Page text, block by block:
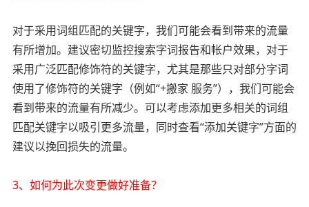
对于采用词组匹配的关键字，我们可能会看到带来的流量
有所增加。建议密切监控搜索字词报告和帐户效果，对于
采用广泛匹配修饰符的关键字，尤其是那些只对部分字词
使用了修饰符的关键字（例如“+搬家 服务”），我们可能会
看到带来的流量有所减少。可以考虑添加更多相关的词组
匹配关键字以吸引更多流量，同时查看“添加关键字”方面的
建议以挽回损失的流量。
3、如何为此次变更做好准备？